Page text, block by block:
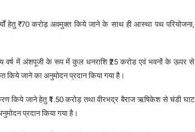
हेतु ₹ 70 करोड़ अवमुक्त किये जाने के साथ ही आस्था पथ परियोजना,
वर्ष में अंशपूजी के रूप में कुल धनराशि ₹25 करोड एवं भवनों के ऊपर से
किये जाने का अनुमोदन प्रदान किया गया है।
किये जाने हेतु ₹1.50 करोड़ तथा वीरभद्र बैराज ऋषिकेश से चंडी घाट
प्रदान किया गया है।